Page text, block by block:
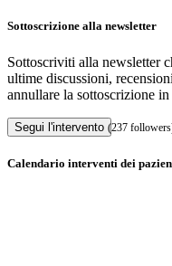
Sottoscrizione alla newsletter
Sottoscriviti alla newsletter
ultime discussioni,
annullare la sottoscrizione
Segui l'intervento (237
Calendario interventi dei